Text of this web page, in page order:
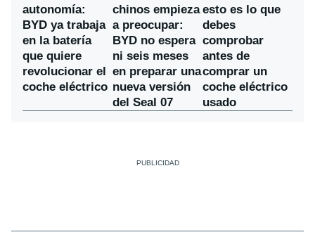
autonomía:
BYD ya trabaja
en la batería
que quiere
revolucionar el
coche eléctrico
chinos empieza
a preocupar:
BYD no espera
ni seis meses
en preparar una
nueva versión
del Seal 07
esto es lo que
debes
comprobar
antes de
comprar un
coche eléctrico
usado